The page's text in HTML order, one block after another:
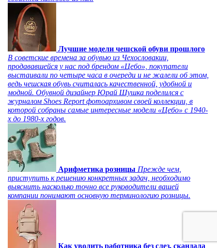
Лучшие модели чешской обуви прошлого
В советские времена за обувью из Чехословакии,
продававшейся у нас под брендом «Цебо», покупатели
выстаивали по четыре часа в очереди и не жалели об этом,
ведь чешская обувь считалась качественной, удобной и
модной. Обувной дизайнер Юрай Шушка поделился с
журналом Shoes Report фотоархивом своей коллекции, в
которой собраны самые интересные модели «Цебо» с 1940-
х до 1980-х годов.
Арифметика розницы Прежде чем,
приступить к решению конкретных задач, необходимо
выяснить насколько точно все руководители вашей
компании понимают основную терминологию розницы.
Как уволить работника без слез, скандала